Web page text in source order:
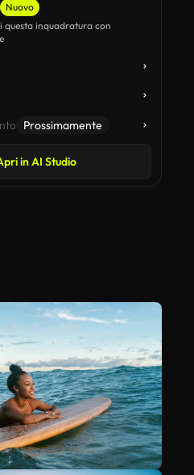
Nuovo
questa inquadratura con
Prossimamente
in AI Studio
loro anticipazione ed eccitazione
una giornata di surf.